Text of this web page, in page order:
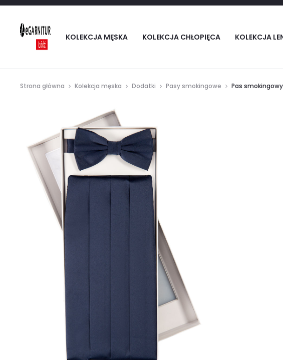
KOLEKCJA MĘSKA KOLEKCJA CHŁOPIĘCA KOLEKCJA
Strona główna Kolekcja męska Dodatki Pasy smokingowe Pas smokingowy